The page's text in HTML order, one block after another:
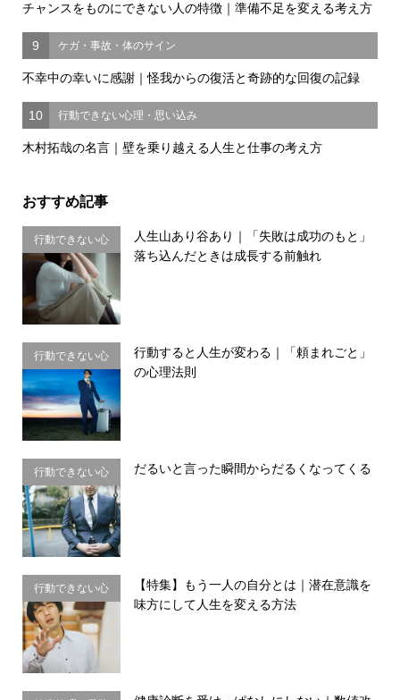
チャンスをものにできない人の特徴｜準備不足を変える考え方
9 ケガ・事故・体のサイン
不幸中の幸いに感謝｜怪我からの復活と奇跡的な回復の記録
10 行動できない心理・思い込み
木村拓哉の名言｜壁を乗り越える人生と仕事の考え方
おすすめ記事
行動できない心
理・思い込み
人生山あり谷あり｜「失敗は成功のもと」
落ち込んだときは成長する前触れ
行動できない心
理・思い込み
行動すると人生が変わる｜「頼まれごと」
の心理法則
行動できない心
理・思い込み
だるいと言った瞬間からだるくなってくる
行動できない心
理・思い込み
【特集】もう一人の自分とは｜潜在意識を
味方にして人生を変える方法